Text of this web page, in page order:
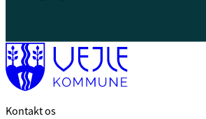
Kontakt os